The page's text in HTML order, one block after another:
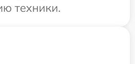
техники.